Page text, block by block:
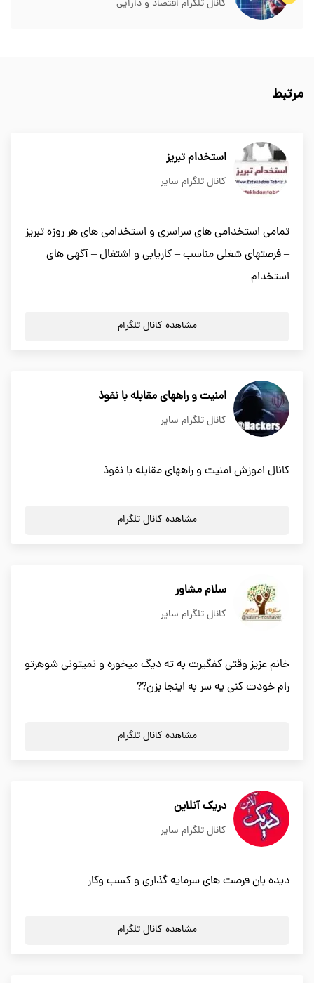
کانال تلگرام اقتصاد و دارایی
مرتبط
استخدام تبریز
کانال تلگرام سایر
تمامی استخدامی های سراسری و استخدامی های هر روزه تبریز
– فرصتهای شغلی مناسب – کاریابی و اشتغال – آگهی های
استخدام
مشاهده کانال تلگرام
امنیت و راههای مقابله با نفوذ
کانال تلگرام سایر
کانال اموزش امنیت و راههای مقابله با نفوذ
مشاهده کانال تلگرام
سلام مشاور
کانال تلگرام سایر
خانم عزیز وقتی کفگیرت به ته دیگ میخوره و نمیتونی شوهرتو
رام خودت کنی یه سر به اینجا بزن??
مشاهده کانال تلگرام
دریک آنلاین
کانال تلگرام سایر
دیده بان فرصت های سرمایه گذاری و کسب وکار
مشاهده کانال تلگرام